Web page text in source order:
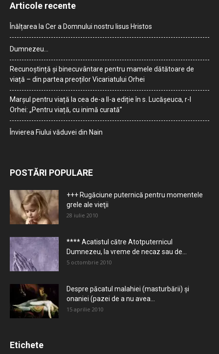
Articole recente
Înălțarea la Cer a Domnului nostru Iisus Hristos
Dumnezeu…
Recunoștință și binecuvântare pentru mamele dătătoare de
viață – din partea preoților Vicariatului Orhei
Marșul pentru viață la cea de-a II-a ediție în s. Lucășeuca, r-l
Orhei: „Pentru viață, cu inimă curată”
Învierea Fiului văduvei din Nain
POSTĂRI POPULARE
+++ Rugăciune puternică pentru momentele
grele ale vieţii
28 iulie 2010
**** Acatistul către Atotputernicul
Dumnezeu, la vreme de necaz sau de...
5 octombrie 2010
Despre păcatul malahiei (masturbării) şi
onaniei (pazei de a nu avea...
15 aprilie 2010
Etichete